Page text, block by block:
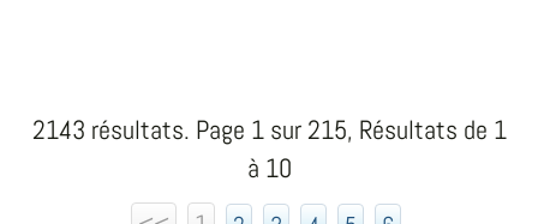
2143 résultats. Page 1 sur 215, Résultats de 1
à 10